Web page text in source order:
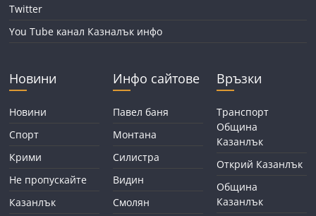
Twitter
You Tube канал Казналък инфо
Новини
Новини
Спорт
Крими
Не пропускайте
Казанлък
Инфо сайтове
Павел баня
Монтана
Силистра
Видин
Смолян
Връзки
Транспорт
Община
Казанлък
Открий Казанлък
Община
Казанлък